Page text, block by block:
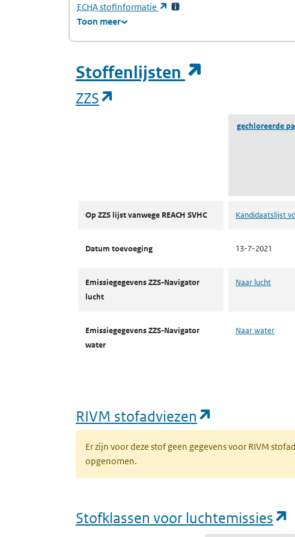
ECHA(Europees Agentschap voor chemische stoffen)
stofinformatie
(opent in een nieuw tabblad)
Toon meer
Stoffenlijsten
ZZS
gechloreerde
Op ZZS lijst vanwege REACH SVHC Kandidaatslijst
Datum toevoeging 13-7-2021
Emissiegegevens ZZS-Navigator
lucht
Naar lucht
Emissiegegevens ZZS-Navigator
water
Naar water
RIVM stofadviezen
Er zijn voor deze stof geen gegevens voor RIVM
opgenomen.
Stofklassen voor luchtemissies